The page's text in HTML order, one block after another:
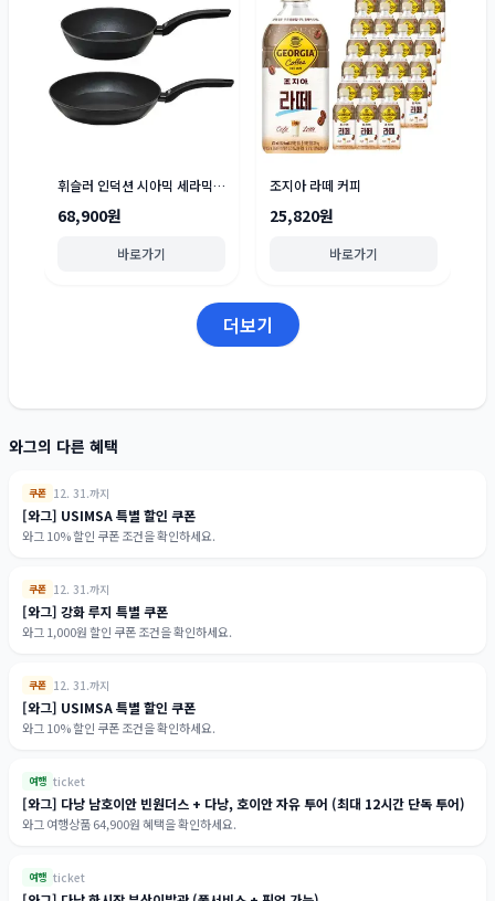
휘슬러 인덕션 시아믹 세라믹 팬 세트 2종
68,900원
바로가기
조지아 라떼 커피
25,820원
바로가기
더보기
와그의 다른 혜택
쿠폰 12. 31.까지
[와그] USIMSA 특별 할인 쿠폰
와그 10% 할인 쿠폰 조건을 확인하세요.
쿠폰 12. 31.까지
[와그] 강화 루지 특별 쿠폰
와그 1,000원 할인 쿠폰 조건을 확인하세요.
쿠폰 12. 31.까지
[와그] USIMSA 특별 할인 쿠폰
와그 10% 할인 쿠폰 조건을 확인하세요.
여행 ticket
[와그] 다낭 남호이안 빈원더스 + 다낭, 호이안 자유 투어 (최대 12시간 단독 투어)
와그 여행상품 64,900원 혜택을 확인하세요.
여행 ticket